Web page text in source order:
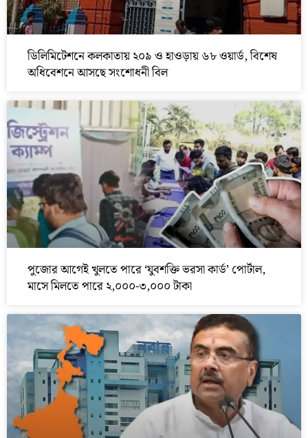
ডিলিমিটেশনে কলকাতায় ২০৯ ও হাওড়ায় ৬৮ ওয়ার্ড, বিশেষ
অধিবেশনে আসছে সংশোধনী বিল
পুজোর আগেই খুলতে পারে ‘যুবশক্তি ভরসা কার্ড’ পোর্টাল,
মাসে মিলতে পারে ২,০০০-৩,০০০ টাকা